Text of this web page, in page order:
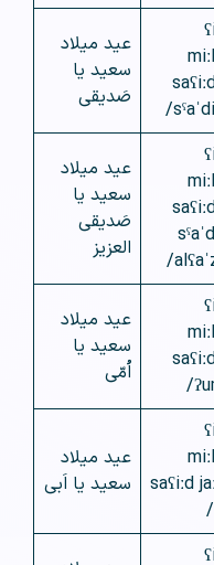
/
عید میلاد
سعید یا
صَدیقی
/
عید میلاد
سعید یا
صَدیقی
العزیز
/
عید میلاد
سعید یا
اُمّی
/
saʕiːd
عید میلاد
سعید یا اَبی
/